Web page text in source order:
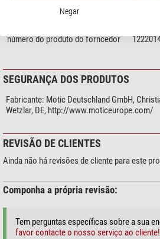
número do produto do forncedor
SEGURANÇA DOS PRODUTOS
Fabricante: Motic Deutschland GmbH,
Wetzlar, DE, http://www.moticeurope.com/
REVISÃO DE CLIENTES
Ainda não há revisões de cliente para este
Componha a própria revisão:
Tem perguntas específicas sobre a sua
favor contacte o nosso serviço ao cliente!
Negar